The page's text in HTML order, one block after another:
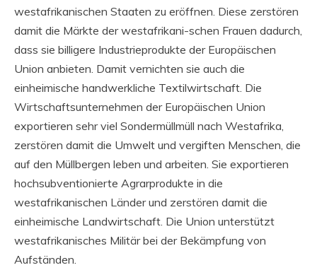
westafrikanischen Staaten zu eröffnen. Diese zerstören
damit die Märkte der westafrikani-schen Frauen dadurch,
dass sie billigere Industrieprodukte der Europäischen
Union anbieten. Damit vernichten sie auch die
einheimische handwerkliche Textilwirtschaft. Die
Wirtschaftsunternehmen der Europäischen Union
exportieren sehr viel Sondermüllmüll nach Westafrika,
zerstören damit die Umwelt und vergiften Menschen, die
auf den Müllbergen leben und arbeiten. Sie exportieren
hochsubventionierte Agrarprodukte in die
westafrikanischen Länder und zerstören damit die
einheimische Landwirtschaft. Die Union unterstützt
westafrikanisches Militär bei der Bekämpfung von
Aufständen.